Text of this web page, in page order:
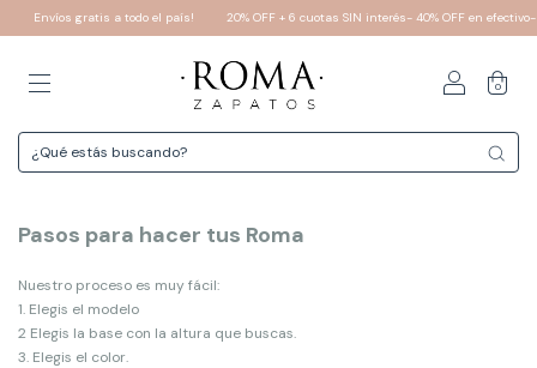
Envíos gratis a todo el país! 20% OFF + 6 cuotas SIN interés- 40% OFF en
0
Pasos para hacer tus Roma
Nuestro proceso es muy fácil:
1. Elegis el modelo
2 Elegis la base con la altura que buscas.
3. Elegis el color.